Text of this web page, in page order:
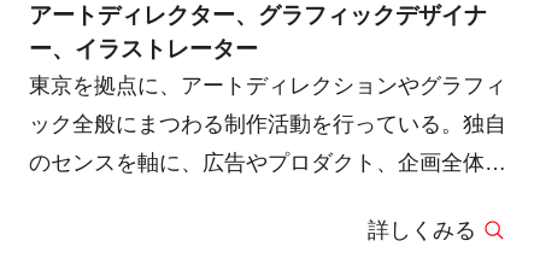
アートディレクター、グラフィックデザイナ
ー、イラストレーター
東京を拠点に、アートディレクションやグラフィ
ック全般にまつわる制作活動を行っている。独自
のセンスを軸に、広告やプロダクト、企画全体の
にとらわれない活動を続けている。詳しくみる